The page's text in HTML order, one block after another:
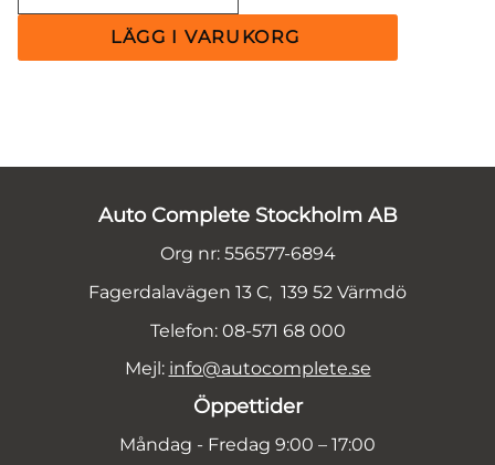
Auto Complete Stockholm AB
Org nr: 556577-6894
Fagerdalavägen 13 C, 139 52 Värmdö
Telefon: 08-571 68 000
Mejl: info@autocomplete.se
Öppettider
Måndag - Fredag 9:00 – 17:00